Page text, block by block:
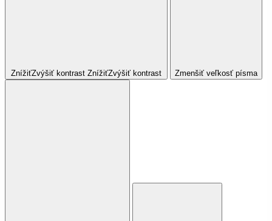
ZnížiťZvýšiť kontrast ZnížiťZvýšiť kontrast Zmenšiť veľkosť písma